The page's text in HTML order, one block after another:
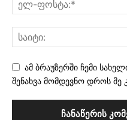
ამ ბრაუზერში ჩემი
შენახვა მომდევნო დროს მე